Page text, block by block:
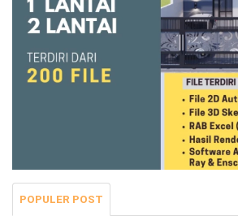
POPULER POST